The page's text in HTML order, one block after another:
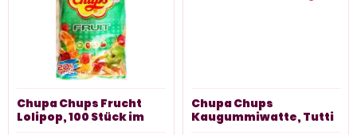
Chupa Chups Frucht
Lolipop, 100 Stück im
Chupa Chups
Kaugummiwatte, Tutti